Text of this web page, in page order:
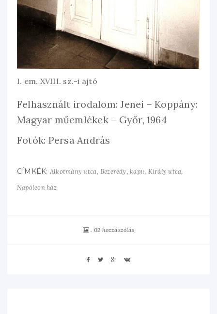
I. em. XVIII. sz.-i ajtó
Felhasznált irodalom: Jenei – Koppány:
Magyar műemlékek – Győr, 1964
Fotók: Persa András
CÍMKÉK: Alkotmány utca, Bezerédy,kapu, Király utca,
Napóleon ház
02 hozzászólás